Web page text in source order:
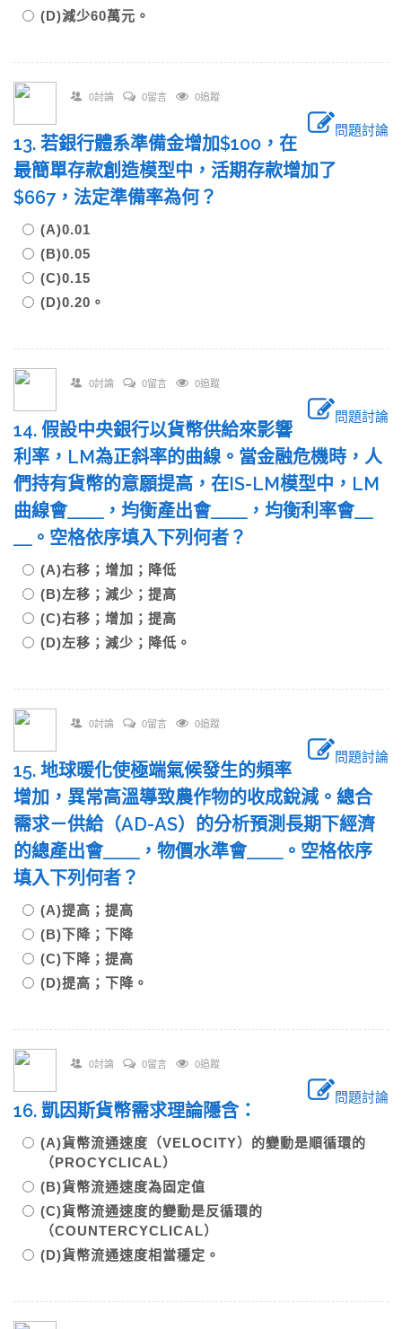
(D)減少60萬元。
0討論 0留言 0追蹤
問題討論
13. 若銀行體系準備金增加$100，在
最簡單存款創造模型中，活期存款增加了
$667，法定準備率為何？
(A)0.01
(B)0.05
(C)0.15
(D)0.20。
0討論 0留言 0追蹤
問題討論
14. 假設中央銀行以貨幣供給來影響
利率，LM為正斜率的曲線。當金融危機時，人
們持有貨幣的意願提高，在IS-LM模型中，LM
曲線會＿＿，均衡產出會＿＿，均衡利率會＿
＿。空格依序填入下列何者？
(A)右移；增加；降低
(B)左移；減少；提高
(C)右移；增加；提高
(D)左移；減少；降低。
0討論 0留言 0追蹤
問題討論
15. 地球暖化使極端氣候發生的頻率
增加，異常高溫導致農作物的收成銳減。總合
需求－供給（AD-AS）的分析預測長期下經濟
的總產出會＿＿，物價水準會＿＿。空格依序
填入下列何者？
(A)提高；提高
(B)下降；下降
(C)下降；提高
(D)提高；下降。
0討論 0留言 0追蹤
問題討論
16. 凱因斯貨幣需求理論隱含：
(A)貨幣流通速度（VELOCITY）的變動是順循環的
（PROCYCLICAL）
(B)貨幣流通速度為固定值
(C)貨幣流通速度的變動是反循環的
（COUNTERCYCLICAL）
(D)貨幣流通速度相當穩定。